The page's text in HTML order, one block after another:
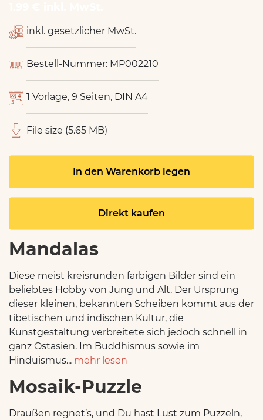
inkl. gesetzlicher MwSt.
Bestell-Nummer: MP002210
1 Vorlage, 9 Seiten, DIN A4
File size (5.65 MB)
In den Warenkorb legen
Direkt kaufen
Mandalas
Diese meist kreisrunden farbigen Bilder sind ein
beliebtes Hobby von Jung und Alt. Der Ursprung
dieser kleinen, bekannten Scheiben kommt aus der
tibetischen und indischen Kultur, die
Kunstgestaltung verbreitete sich jedoch schnell in
ganz Ostasien. Im Buddhismus sowie im
Hinduismus... mehr lesen
Mosaik-Puzzle
Draußen regnet’s, und Du hast Lust zum Puzzeln,